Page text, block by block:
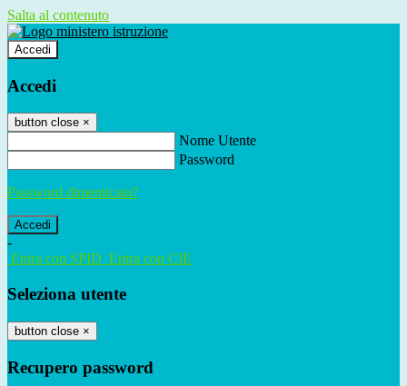
Salta al contenuto
Accedi
Accedi
button close ×
Nome Utente
Password
Password dimenticata?
-
Entra con SPID Entra con CIE
Seleziona utente
button close ×
Recupero password